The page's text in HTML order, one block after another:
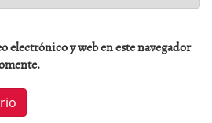
electrónico y web en este navegador